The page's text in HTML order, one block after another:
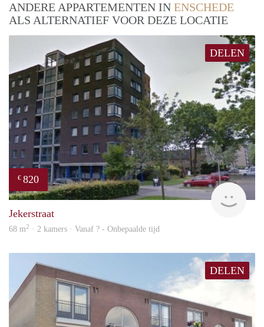
ANDERE APPARTEMENTEN IN ENSCHEDE
ALS ALTERNATIEF VOOR DEZE LOCATIE
DELEN
€ 820
Jekerstraat
68 m2 · 2 kamers · Vanaf ? - Onbepaalde tijd
DELEN